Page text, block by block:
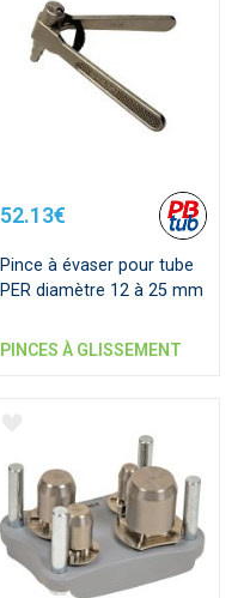
52.13€
Pince à évaser pour tube
PER diamètre 12 à 25 mm
PINCES À GLISSEMENT